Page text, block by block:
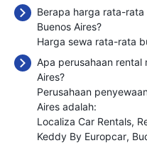
Berapa harga rata-
Buenos Aires?
Harga sewa rata-rata
Apa perusahaan rental
Aires?
Perusahaan
Aires adalah:
Localiza Car Rentals
Keddy By Europcar